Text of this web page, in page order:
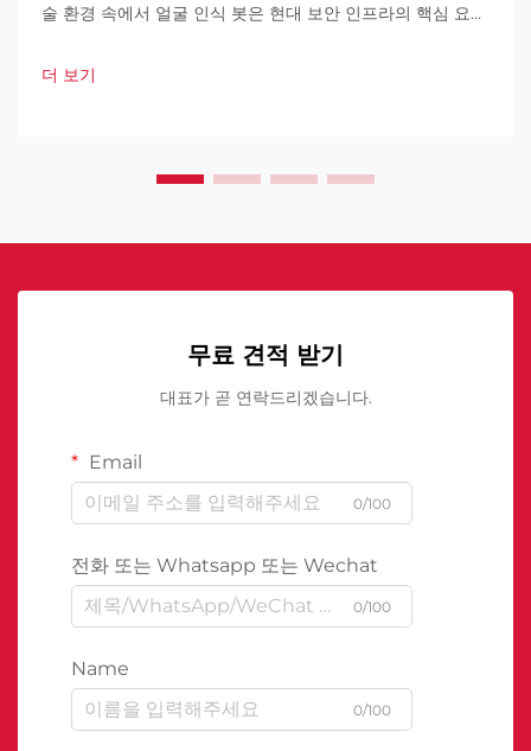
술 환경 속에서 얼굴 인식 봇은 현대 보안 인프라의 핵심 요소
지능을 기반으로 하여 다양한 기술을 결합하여 설계되었습니
다.
더 보기
무료 견적 받기
대표가 곧 연락드리겠습니다.
Email
0/100
전화 또는 Whatsapp 또는 Wechat
0/100
Name
0/100